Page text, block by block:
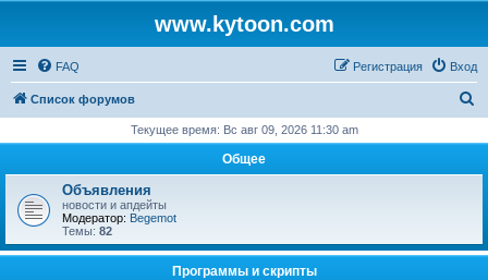
www.kytoon.com
FAQ Вход
Регистрация
Список форумов
с
Текущее время: Вс авг 09, 2026 11:30 am
Общее
Объявления
новости и апдейты
Модератор: Begemot
Темы: 82
Программы и скрипты